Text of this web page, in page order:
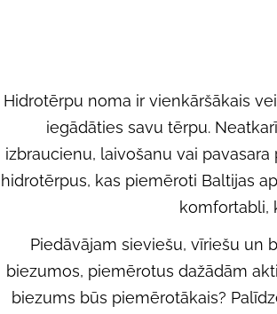
Hidrotērpu noma ir vienkāršākais
iegādāties savu tērpu.
izbraucienu, laivošanu vai
hidrotērpus, kas piemēroti Baltijas
komfortabli,
Piedāvājam sieviešu, vīriešu un
biezumos, piemērotus dažādām
biezums būs piemērotākais?